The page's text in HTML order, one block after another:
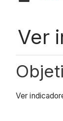
Ver
Ver